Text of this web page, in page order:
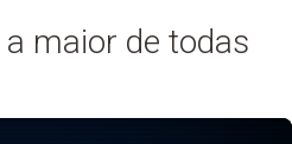
a maior de todas